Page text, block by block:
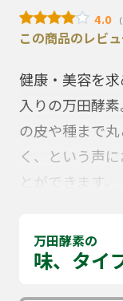
4.0
この商品のレビ
健康・美容を求
入りの万田酵
の皮や種まで
く、という声
とができます。
万田酵素の
味、タイ